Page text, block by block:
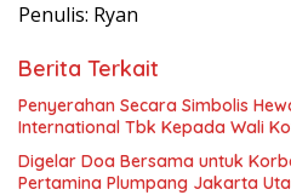
Penulis: Ryan
Berita Terkait
Penyerahan Secara Simbolis
International Tbk Kepada Wali
Digelar Doa Bersama untuk
Pertamina Plumpang Jakarta